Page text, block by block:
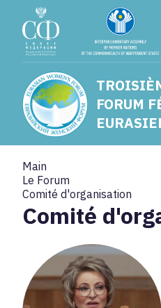
FORUM
Main
Le Forum
Comité d'organisation
Comité